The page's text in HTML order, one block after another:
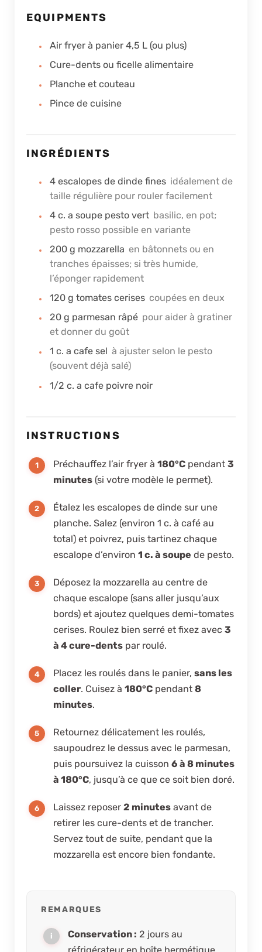
EQUIPMENTS
Air fryer à panier 4,5 L (ou plus)
Cure-dents ou ficelle alimentaire
Planche et couteau
Pince de cuisine
INGRÉDIENTS
4 escalopes de dinde fines idéalement de
taille régulière pour rouler facilement
4 c. a soupe pesto vert basilic, en pot;
pesto rosso possible en variante
200 g mozzarella en bâtonnets ou en
tranches épaisses; si très humide,
l’éponger rapidement
120 g tomates cerises coupées en deux
20 g parmesan râpé pour aider à gratiner
et donner du goût
1 c. a cafe sel à ajuster selon le pesto
(souvent déjà salé)
1/2 c. a cafe poivre noir
INSTRUCTIONS
Préchauffez l’air fryer à 180°C pendant 3
minutes (si votre modèle le permet).
Étalez les escalopes de dinde sur une
planche. Salez (environ 1 c. à café au
total) et poivrez, puis tartinez chaque
escalope d’environ 1 c. à soupe de pesto.
Déposez la mozzarella au centre de
chaque escalope (sans aller jusqu’aux
bords) et ajoutez quelques demi-tomates
cerises. Roulez bien serré et fixez avec 3
à 4 cure-dents par roulé.
Placez les roulés dans le panier, sans les
coller. Cuisez à 180°C pendant 8
minutes.
Retournez délicatement les roulés,
saupoudrez le dessus avec le parmesan,
puis poursuivez la cuisson 6 à 8 minutes
à 180°C, jusqu’à ce que ce soit bien doré.
Laissez reposer 2 minutes avant de
retirer les cure-dents et de trancher.
Servez tout de suite, pendant que la
mozzarella est encore bien fondante.
REMARQUES
Conservation : 2 jours au